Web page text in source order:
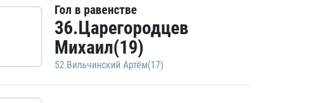
Гол в равенстве
36.Царегородцев
Михаил(19)
52.Вильчинский Артём(17)